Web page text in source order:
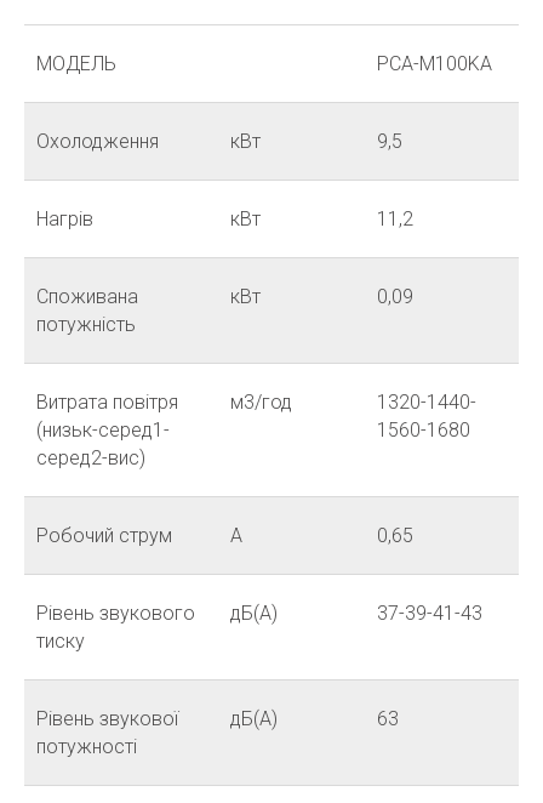
МОДЕЛЬ PCA-M100KA
Охолодження кВт 9,5
Нагрів кВт 11,2
Споживана
потужність
кВт 0,09
Витрата повітря
(низьк-серед1-
серед2-вис)
м3/год
1320-1440-
1560-1680
Робочий струм A 0,65
Рівень звукового
тиску
дБ(А) 37-39-41-43
Рівень звукової
потужності
дБ(А) 63